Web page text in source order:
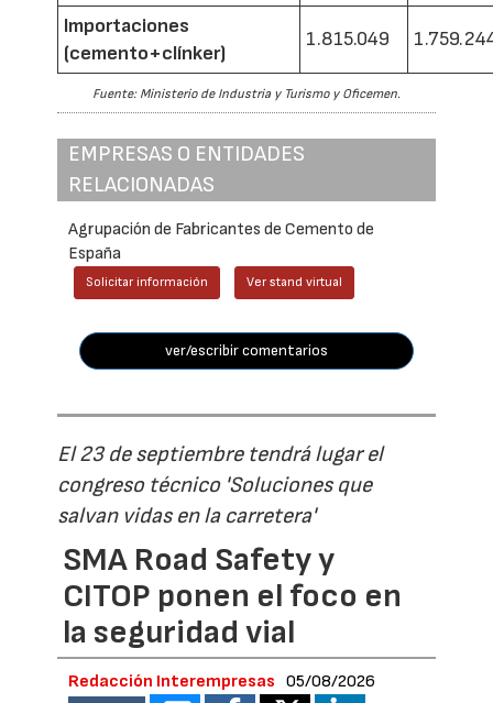
Importaciones
(cemento+clínker)
1.815.049
Fuente: Ministerio de Industria y Turismo y Oficemen.
EMPRESAS O ENTIDADES
RELACIONADAS
Agrupación de Fabricantes de Cemento de
España
Solicitar información Ver stand virtual
ver/escribir comentarios
El 23 de septiembre tendrá lugar el
congreso técnico 'Soluciones que
salvan vidas en la carretera'
SMA Road Safety y
CITOP ponen el foco en
la seguridad vial
Redacción Interempresas 05/08/2026